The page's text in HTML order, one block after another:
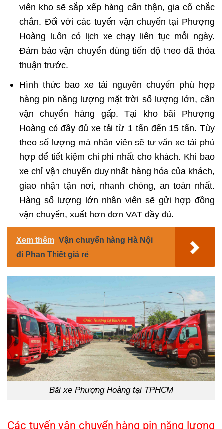
viên kho sẽ sắp xếp hàng cẩn thận, gia cố chắc
chắn. Đối với các tuyến vận chuyển tại Phượng
Hoàng luôn có lịch xe chạy liên tục mỗi ngày.
Đảm bảo vận chuyển đúng tiến độ theo đã thỏa
thuận trước.
Hình thức bao xe tải nguyên chuyến phù hợp
hàng pin năng lượng mặt trời số lượng lớn, cần
vận chuyển hàng gấp. Tại kho bãi Phượng
Hoàng có đầy đủ xe tải từ 1 tấn đến 15 tấn. Tùy
theo số lượng mà nhân viên sẽ tư vấn xe tải phù
hợp để tiết kiệm chi phí nhất cho khách. Khi bao
xe chỉ vận chuyển duy nhất hàng hóa của khách,
giao nhận tận nơi, nhanh chóng, an toàn nhất.
Hàng số lượng lớn nhân viên sẽ gửi hợp đồng
vận chuyển, xuất hơn đơn VAT đầy đủ.
Xem thêm Vận chuyển hàng Hà Nội
đi Phan Thiết giá rẻ
Bãi xe Phượng Hoàng tại TPHCM
Các tuyến vận chuyển hàng pin năng lượng